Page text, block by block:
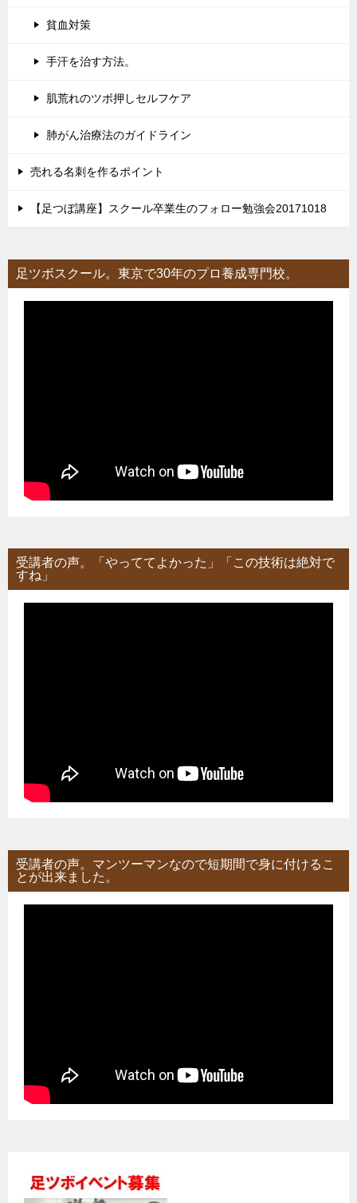
貧血対策
手汗を治す方法。
肌荒れのツボ押しセルフケア
肺がん治療法のガイドライン
売れる名刺を作るポイント
【足つぼ講座】スクール卒業生のフォロー勉強会20171018
足ツボスクール。東京で30年のプロ養成専門校。
受講者の声。「やっててよかった」「この技術は絶対で
すね」
受講者の声。マンツーマンなので短期間で身に付けるこ
とが出来ました。